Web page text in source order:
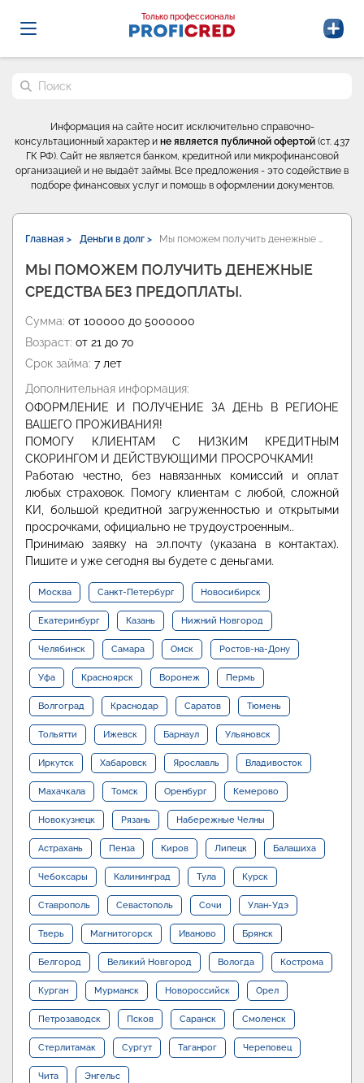
Probrokery - Только профессионалы
Только профессионалы
Поиск по сайту
Информация на сайте носит исключительно справочно-
консультационный характер и не является публичной офертой (ст. 437
ГК РФ). Сайт не является банком, кредитной или микрофинансовой
организацией и не выдаёт займы. Все предложения - это содействие в
подборе финансовых услуг и помощь в оформлении документов.
Главная > Деньги в долг > Мы поможем получить денежные …
МЫ ПОМОЖЕМ ПОЛУЧИТЬ ДЕНЕЖНЫЕ
СРЕДСТВА БЕЗ ПРЕДОПЛАТЫ.
Сумма: от 100000 до 5000000
Возраст: от 21 до 70
Срок займа: 7 лет
Дополнительная информация:
ОФОРМЛЕНИЕ И ПОЛУЧЕНИЕ ЗА ДЕНЬ В РЕГИОНЕ
ВАШЕГО ПРОЖИВАНИЯ!
ПОМОГУ КЛИЕНТАМ С НИЗКИМ КРЕДИТНЫМ
СКОРИНГОМ И ДЕЙСТВУЮЩИМИ ПРОСРОЧКАМИ!
Работаю честно, без навязанных комиссий и оплат
любых страховок. Помогу клиентам с любой, сложной
КИ, большой кредитной загруженностью и открытыми
просрочками, официально не трудоустроенным..
Принимаю заявку на эл.почту (указана в контактах).
Пишите и уже сегодня вы будете с деньгами.
Москва Санкт-Петербург Новосибирск
Екатеринбург Казань Нижний Новгород
Челябинск Самара Омск Ростов-на-Дону
Уфа Красноярск Воронеж Пермь
Волгоград Краснодар Саратов Тюмень
Тольятти Ижевск Барнаул Ульяновск
Иркутск Хабаровск Ярославль Владивосток
Махачкала Томск Оренбург Кемерово
Новокузнецк Рязань Набережные Челны
Астрахань Пенза Киров Липецк Балашиха
Чебоксары Калининград Тула Курск
Ставрополь Севастополь Сочи Улан-Удэ
Тверь Магнитогорск Иваново Брянск
Белгород Великий Новгород Вологда Кострома
Курган Мурманск Новороссийск Орел
Петрозаводск Псков Саранск Смоленск
Стерлитамак Сургут Таганрог Череповец
Чита Энгельс